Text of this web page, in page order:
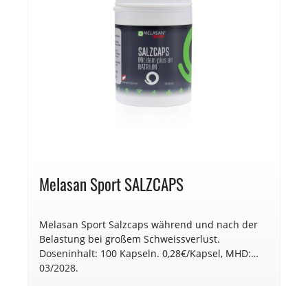
Melasan Sport SALZCAPS
Melasan Sport Salzcaps während und nach der
Belastung bei großem Schweissverlust.
Doseninhalt: 100 Kapseln. 0,28€/Kapsel, MHD:
03/2028.